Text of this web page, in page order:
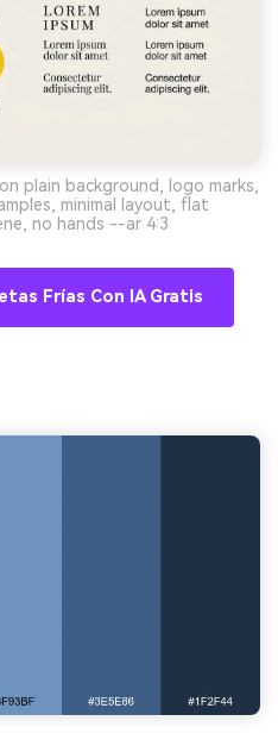
plain background, logo marks,
minimal layout, flat
no hands --ar 4:3
Frías Con IA Gratis